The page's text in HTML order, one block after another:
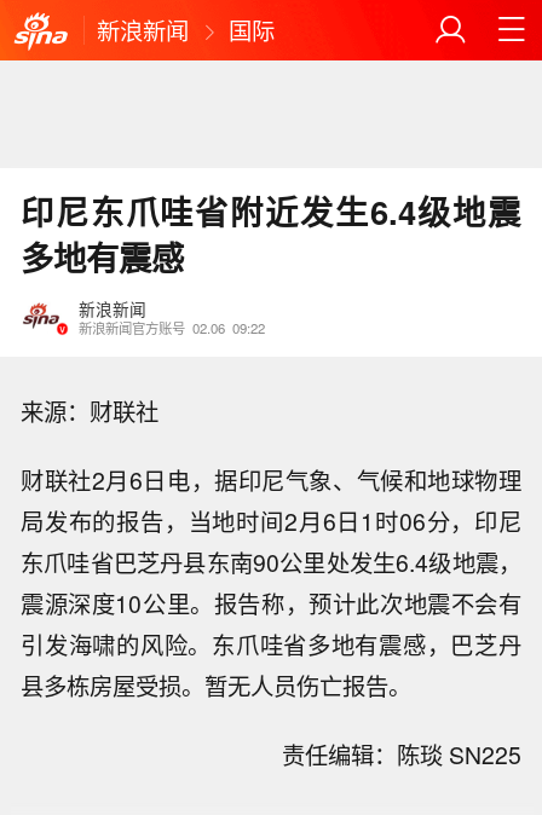
新浪新闻 国际
印尼东爪哇省附近发生6.4级地震
多地有震感
新浪新闻
新浪新闻官方账号 02.06 09:22
来源：财联社
财联社2月6日电，据印尼气象、气候和地球物理
局发布的报告，当地时间2月6日1时06分，印尼
东爪哇省巴芝丹县东南90公里处发生6.4级地震，
震源深度10公里。报告称，预计此次地震不会有
引发海啸的风险。东爪哇省多地有震感，巴芝丹
县多栋房屋受损。暂无人员伤亡报告。
责任编辑：陈琰 SN225